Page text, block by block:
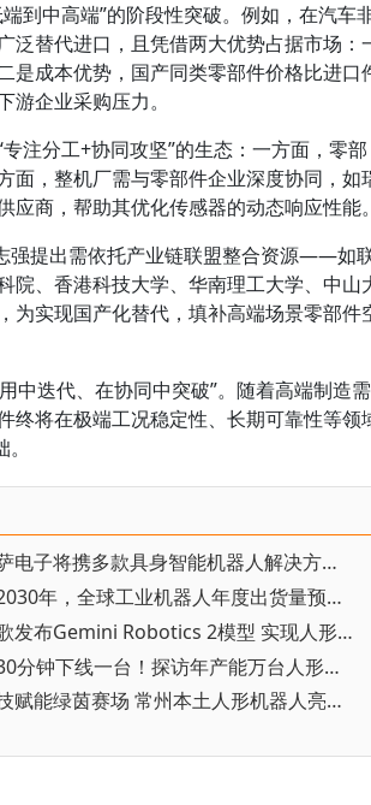
到中高端”的阶段性突破。例如，在汽车
泛替代进口，且凭借两大优势占据市场：
是成本优势，国产同类零部件价格比进口
企业采购压力。
注分工+协同攻坚”的生态：一方面，零部
面，整机厂需与零部件企业深度协同，如
商，帮助其优化传感器的动态响应性能。
强提出需依托产业链联盟整合资源——如
院、香港科技大学、华南理工大学、中山
为实现国产化替代，填补高端场景零部件
中迭代、在协同中突破”。随着高端制造需
终将在极端工况稳定性、长期可靠性等领
▪ 瑞萨电子将携多款具身智能机器人解决方案， 首次亮相2026中国具身智能机器人产业大会
▪ 到2030年，全球工业机器人年度出货量预计超76万台
▪ 谷歌发布Gemini Robotics 2模型 实现人形机器人全身智能控制突破
▪ 每30分钟下线一台！探访年产能万台人形机器人工厂
▪ 科技赋能绿茵赛场 常州本土人形机器人亮相苏超主场